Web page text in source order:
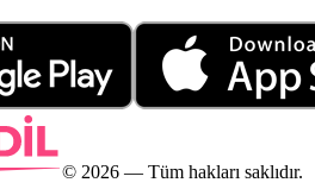
© 2026 — Tüm hakları saklıdır.